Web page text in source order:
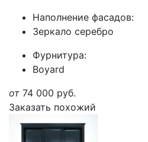
Наполнение фасадов:
Зеркало серебро
Фурнитура:
Boyard
от 74 000 руб.
Заказать похожий